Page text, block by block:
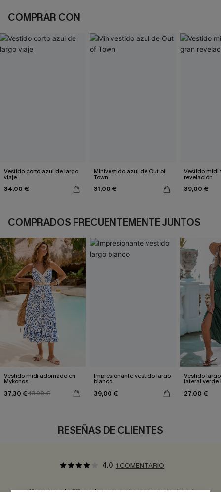
COMPRAR CON
Vestido corto azul de largo
viaje
34,00 €
Minivestido azul de Out of
Town
31,00 €
Vestido midi
revelación
39,00 €
COMPRADOS FRECUENTEMENTE JUNTOS
Vestido midi adornado en
Mykonos
37,30 €43,90 €
Impresionante vestido largo
blanco
39,00 €
Vestido
lateral verde
27,00 €
RESEÑAS DE CLIENTES
4.0 1 COMENTARIO